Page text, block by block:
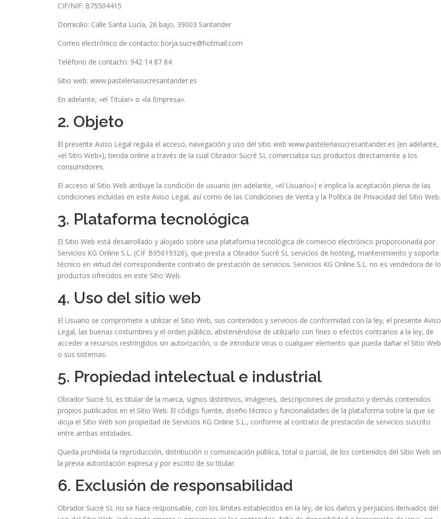
CIF/NIF: B75504415
Domicilio: Calle Santa Lucía, 26 bajo, 39003 Santander
Correo electrónico de contacto: borja.sucre@hotmail.com
Teléfono de contacto: 942 14 87 84
Sitio web: www.pasteleriasucresantander.es
En adelante, «el Titular» o «la Empresa».
2. Objeto
El presente Aviso Legal regula el acceso, navegación y uso del sitio web www.pasteleriasucresantander.es (en adelante,
«el Sitio Web»), tienda online a través de la cual Obrador Sucré SL comercializa sus productos directamente a los
consumidores.
El acceso al Sitio Web atribuye la condición de usuario (en adelante, «el Usuario») e implica la aceptación plena de las
condiciones incluidas en este Aviso Legal, así como de las Condiciones de Venta y la Política de Privacidad del Sitio Web.
3. Plataforma tecnológica
El Sitio Web está desarrollado y alojado sobre una plataforma tecnológica de comercio electrónico proporcionada por
Servicios KG Online S.L. (CIF B95619326), que presta a Obrador Sucré SL servicios de hosting, mantenimiento y soporte
técnico en virtud del correspondiente contrato de prestación de servicios. Servicios KG Online S.L. no es vendedora de
productos ofrecidos en este Sitio Web.
4. Uso del sitio web
El Usuario se compromete a utilizar el Sitio Web, sus contenidos y servicios de conformidad con la ley, el presente Aviso
Legal, las buenas costumbres y el orden público, absteniéndose de utilizarlo con fines o efectos contrarios a la ley, de
acceder a recursos restringidos sin autorización, o de introducir virus o cualquier elemento que pueda dañar el Sitio Web
o sus sistemas.
5. Propiedad intelectual e industrial
Obrador Sucré SL es titular de la marca, signos distintivos, imágenes, descripciones de producto y demás contenidos
propios publicados en el Sitio Web. El código fuente, diseño técnico y funcionalidades de la plataforma sobre la que se
aloja el Sitio Web son propiedad de Servicios KG Online S.L., conforme al contrato de prestación de servicios suscrito
entre ambas entidades.
Queda prohibida la reproducción, distribución o comunicación pública, total o parcial, de los contenidos del Sitio Web sin
la previa autorización expresa y por escrito de su titular.
6. Exclusión de responsabilidad
Obrador Sucré SL no se hace responsable, con los límites establecidos en la ley, de los daños y perjuicios derivados del